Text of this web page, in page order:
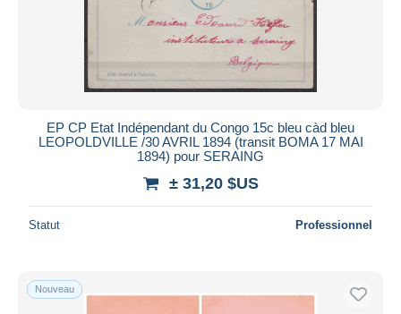
EP CP Etat Indépendant du Congo 15c bleu càd bleu
LEOPOLDVILLE /30 AVRIL 1894 (transit BOMA 17 MAI
1894) pour SERAING
± 31,20 $US
Statut Professionnel
Nouveau